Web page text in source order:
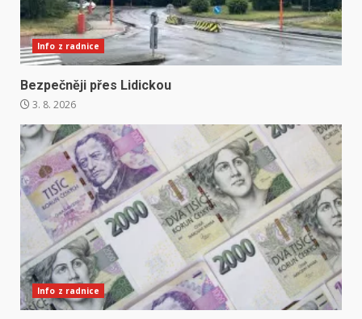
Info z radnice
Bezpečněji přes Lidickou
3. 8. 2026
Info z radnice